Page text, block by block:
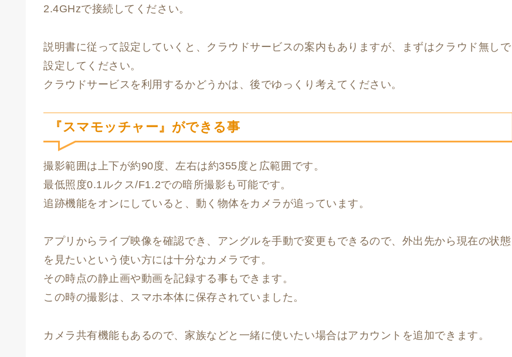
2.4GHzで接続してください。
説明書に従って設定していくと、クラウドサービスの案内もありますが、まずはクラウド無しで
設定してください。
クラウドサービスを利用するかどうかは、後でゆっくり考えてください。
『スマモッチャー』ができる事
撮影範囲は上下が約90度、左右は約355度と広範囲です。
最低照度0.1ルクス/F1.2での暗所撮影も可能です。
追跡機能をオンにしていると、動く物体をカメラが追っています。
アプリからライブ映像を確認でき、アングルを手動で変更もできるので、外出先から現在の状態
を見たいという使い方には十分なカメラです。
その時点の静止画や動画を記録する事もできます。
この時の撮影は、スマホ本体に保存されていました。
カメラ共有機能もあるので、家族などと一緒に使いたい場合はアカウントを追加できます。